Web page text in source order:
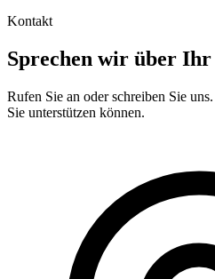
Kontakt
Sprechen wir über Ihr
Rufen Sie an oder schreiben Sie
Sie unterstützen können.